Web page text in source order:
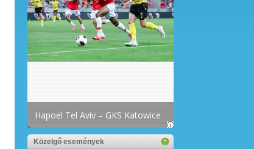
Közelgő események